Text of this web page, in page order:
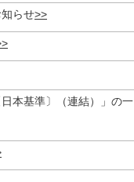
らせ
本基準〕（連結）」の一